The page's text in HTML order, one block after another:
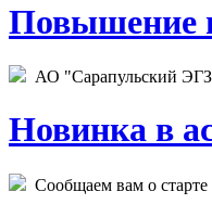
Повышение
АО "Сарапульский
Новинка в
Сообщаем вам о старте